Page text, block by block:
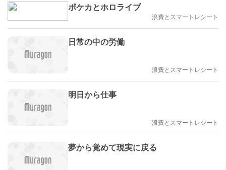
ポケカとホロライブ
浪費とスマートレシート
日常の中の労働
浪費とスマートレシート
明日から仕事
浪費とスマートレシート
夢から覚めて現実に戻る